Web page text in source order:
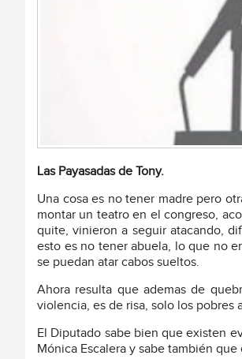
Las Payasadas de Tony.
Una cosa es no tener madre pero
montar un teatro en el congreso,
quite, vinieron a seguir atacando,
esto es no tener abuela, lo que no
se puedan atar cabos sueltos.
Ahora resulta que ademas de
violencia, es de risa, solo los
El Diputado sabe bien que existen
Mónica Escalera y sabe también